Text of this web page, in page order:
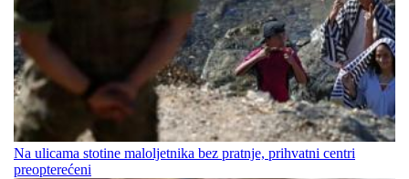
Na ulicama stotine maloljetnika bez pratnje, prihvatni centri
preopterećeni